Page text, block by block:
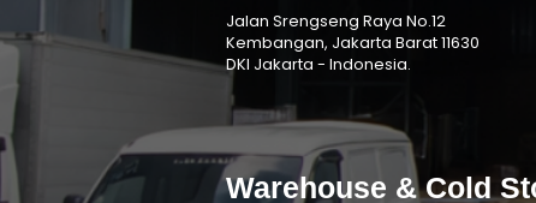
Jalan Srengseng Raya No.12
Kembangan, Jakarta Barat 11630
DKI Jakarta - Indonesia.
Warehouse & Cold